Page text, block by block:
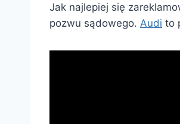
Jak najlepiej się
pozwu sądowego. Audi to